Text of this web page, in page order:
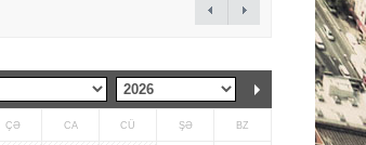
ÇƏ CA CÜ ŞƏ BZ